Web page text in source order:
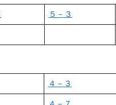
５－３
４－３